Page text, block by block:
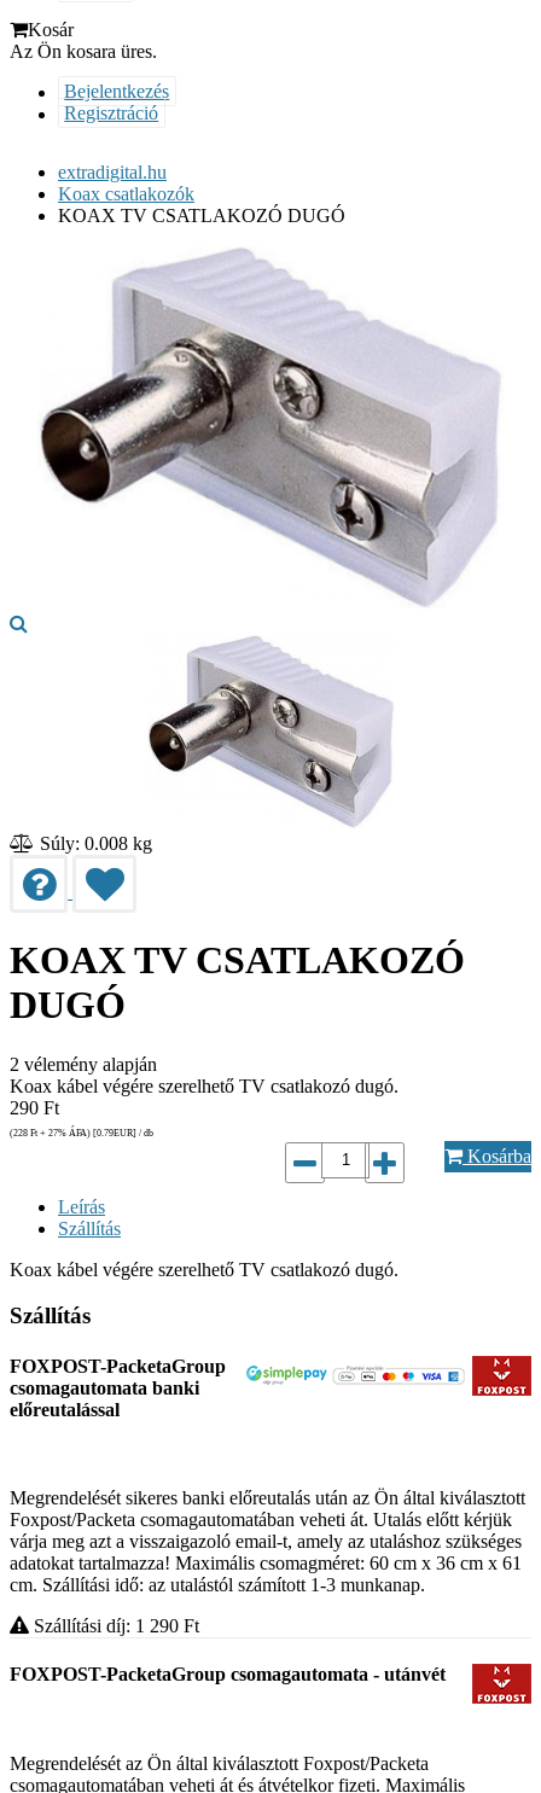
Kosár
Az Ön kosara üres.
Bejelentkezés
Regisztráció
extradigital.hu
Koax csatlakozók
KOAX TV CSATLAKOZÓ DUGÓ
Súly: 0.008 kg
KOAX TV CSATLAKOZÓ
DUGÓ
2 vélemény alapján
Koax kábel végére szerelhető TV csatlakozó dugó.
290 Ft
(228 Ft + 27% ÁFA) [0.79EUR] / db
Kosárba
Leírás
Szállítás
Koax kábel végére szerelhető TV csatlakozó dugó.
Szállítás
FOXPOST-PacketaGroup
csomagautomata banki
előreutalással
Megrendelését sikeres banki előreutalás után az Ön által kiválasztott
Foxpost/Packeta csomagautomatában veheti át. Utalás előtt kérjük
várja meg azt a visszaigazoló email-t, amely az utaláshoz szükséges
adatokat tartalmazza! Maximális csomagméret: 60 cm x 36 cm x 61
cm. Szállítási idő: az utalástól számított 1-3 munkanap.
Szállítási díj: 1 290 Ft
FOXPOST-PacketaGroup csomagautomata - utánvét
Megrendelését az Ön által kiválasztott Foxpost/Packeta
csomagautomatában veheti át és átvételkor fizeti. Maximális